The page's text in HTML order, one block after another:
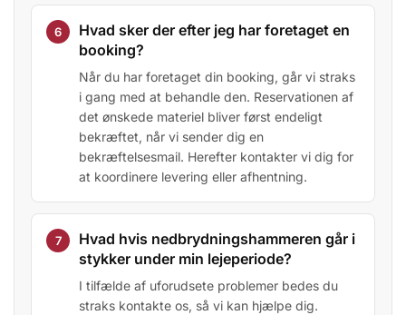
Hvad sker der efter jeg har foretaget en
booking?
Når du har foretaget din booking, går vi straks
i gang med at behandle den. Reservationen af
det ønskede materiel bliver først endeligt
bekræftet, når vi sender dig en
bekræftelsesmail. Herefter kontakter vi dig for
at koordinere levering eller afhentning.
Hvad hvis nedbrydningshammeren går i
stykker under min lejeperiode?
I tilfælde af uforudsete problemer bedes du
straks kontakte os, så vi kan hjælpe dig.